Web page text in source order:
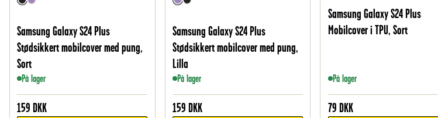
Samsung Galaxy S24 Plus
Stødsikkert mobilcover med pung,
Sort
På lager
159 DKK
Samsung Galaxy S24 Plus
Stødsikkert mobilcover med pung,
Lilla
På lager
159 DKK
Samsung Galaxy S24 Plus
Mobilcover i TPU, Sort
På lager
79 DKK